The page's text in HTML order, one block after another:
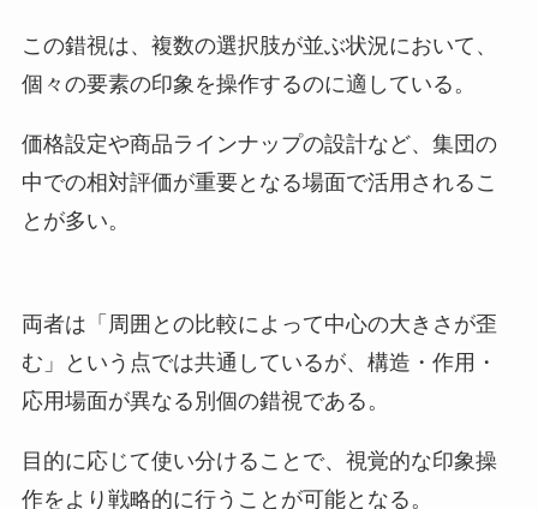
この錯視は、複数の選択肢が並ぶ状況において、
個々の要素の印象を操作するのに適している。
価格設定や商品ラインナップの設計など、集団の
中での相対評価が重要となる場面で活用されるこ
とが多い。
両者は「周囲との比較によって中心の大きさが歪
む」という点では共通しているが、構造・作用・
応用場面が異なる別個の錯視である。
目的に応じて使い分けることで、視覚的な印象操
作をより戦略的に行うことが可能となる。